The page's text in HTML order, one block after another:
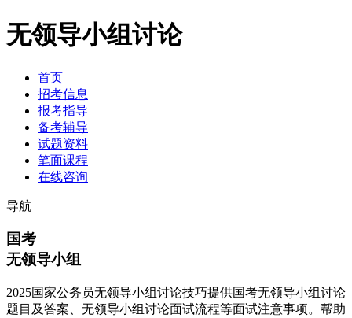
无领导小组讨论
首页
招考信息
报考指导
备考辅导
试题资料
笔面课程
在线咨询
导航
国考
无领导小组
2025国家公务员无领导小组讨论技巧提供国考无领导小组讨论
题目及答案、无领导小组讨论面试流程等面试注意事项。帮助